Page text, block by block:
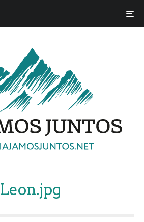
Leon.jpg